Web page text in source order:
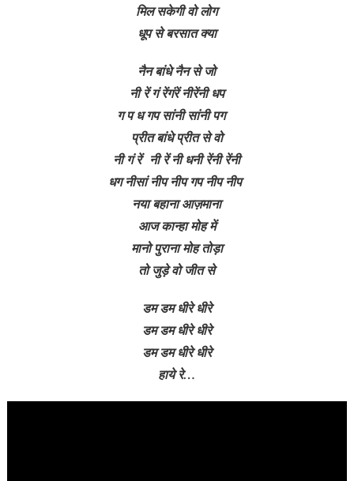
मिल सकेगी वो लोग
धूप से बरसात क्या
नैन बांधे नैन से जो
नी रें गं रेंगंरें नीरेंनी धप
ग प ध गप सांनी सांनी पग
प्रीत बांधे प्रीत से वो
नी गं रें नी रें नी धनी रेंनी रेंनी
धग नीसां नीप नीप गप नीप नीप
नया बहाना आज़माना
आज कान्हा मोह में
मानो पुराना मोह तोड़ा
तो जुड़े वो जीत से
डम डम धीरे धीरे
डम डम धीरे धीरे
डम डम धीरे धीरे
हाये रे…